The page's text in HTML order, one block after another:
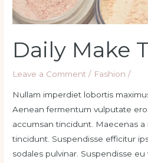
Daily Make
Leave a Comment / Fashion /
Nullam imperdiet lobortis
Aenean fermentum vulputate
accumsan tincidunt. Maecenas a
tincidunt. Suspendisse efficitur
sodales pulvinar. Suspendisse